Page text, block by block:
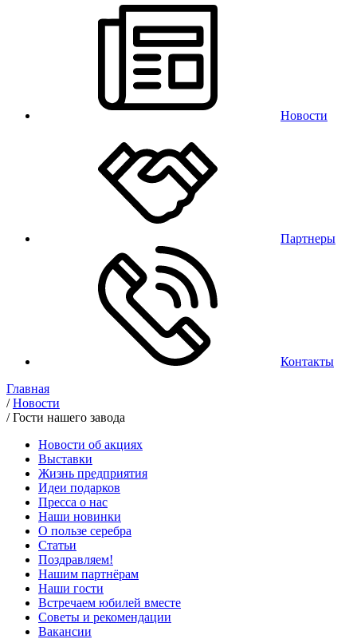
Новости
Партнеры
Контакты
Главная
/Новости
/Гости нашего завода
Новости об акциях
Выставки
Жизнь предприятия
Идеи подарков
Пресса о нас
Наши новинки
О пользе серебра
Статьи
Поздравляем!
Нашим партнёрам
Наши гости
Встречаем юбилей вместе
Советы и рекомендации
Вакансии